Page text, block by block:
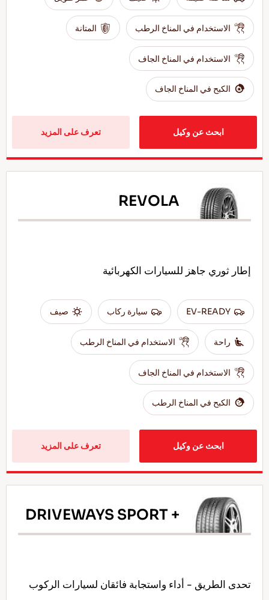
الاستخدام في المناخ الرطب المتانة
الاستخدام في المناخ الجاف
الكبح في المناخ الجاف
ابحث عن وكيل تعرف على المزيد
REVOLA
إطار ثوري جاهز للسيارات الكهربائية
EV-READY سيارة ركاب صيف
راحة الاستخدام في المناخ الرطب
الاستخدام في المناخ الجاف
الكبح في المناخ الرطب
ابحث عن وكيل تعرف على المزيد
DRIVEWAYS SPORT +
تحدى الطريق - أداء واستجابة فائقان لسيارات الركوب